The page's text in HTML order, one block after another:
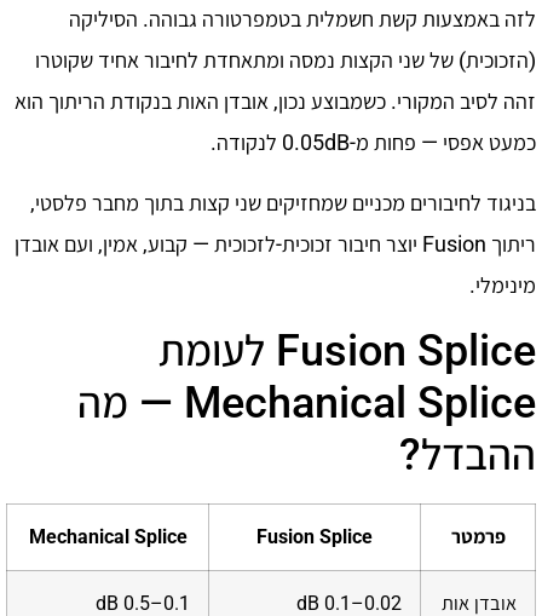
לזה באמצעות קשת חשמלית בטמפרטורה גבוהה. הסיליקה
(הזכוכית) של שני הקצות נמסה ומתאחדת לחיבור אחיד שקוטרו
זהה לסיב המקורי. כשמבוצע נכון, אובדן האות בנקודת הריתוך הוא
כמעט אפסי — פחות מ-0.05dB לנקודה.
בניגוד לחיבורים מכניים שמחזיקים שני קצות בתוך מחבר פלסטי,
ריתוך Fusion יוצר חיבור זכוכית-לזכוכית — קבוע, אמין, ועם אובדן
מינימלי.
Fusion Splice לעומת
Mechanical Splice — מה
ההבדל?
פרמטר Fusion Splice
Mechanical Splice
אובדן אות 0.02–0.1 dB
0.1–0.5 dB